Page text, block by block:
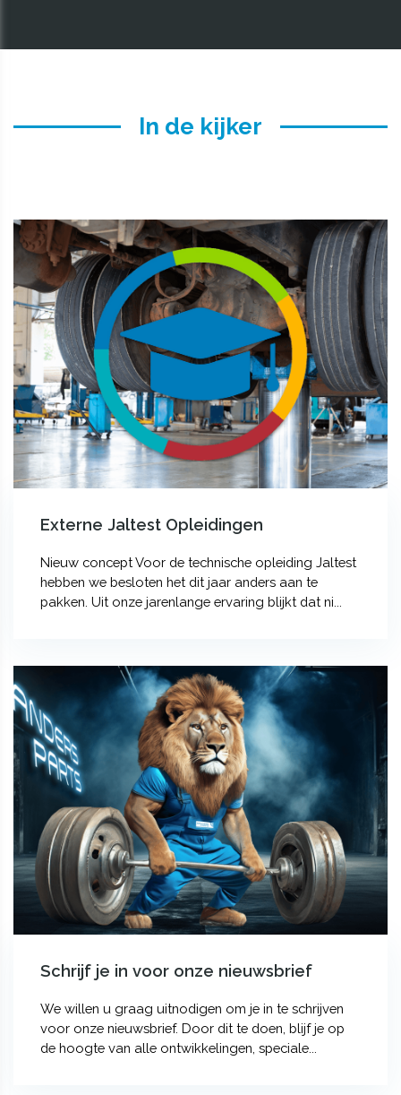
In de kijker
Externe Jaltest Opleidingen
Nieuw concept Voor de technische opleiding Jaltest
hebben we besloten het dit jaar anders aan te
pakken. Uit onze jarenlange ervaring blijkt dat ni...
Schrijf je in voor onze nieuwsbrief
We willen u graag uitnodigen om je in te schrijven
voor onze nieuwsbrief. Door dit te doen, blijf je op
de hoogte van alle ontwikkelingen, speciale...